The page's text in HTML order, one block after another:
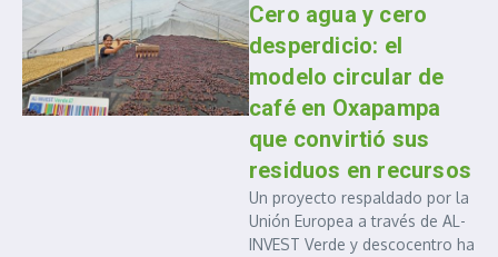
Cero agua y cero
desperdicio: el
modelo circular de
café en Oxapampa
que convirtió sus
residuos en recursos
Un proyecto respaldado por la
Unión Europea a través de AL-
INVEST Verde y descocentro ha